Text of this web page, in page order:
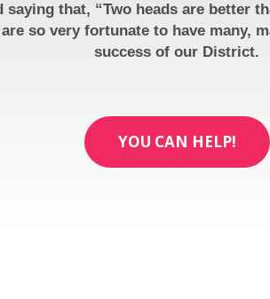
saying that, “Two heads are better
so very fortunate to have many,
success of our District.
YOU CAN HELP!